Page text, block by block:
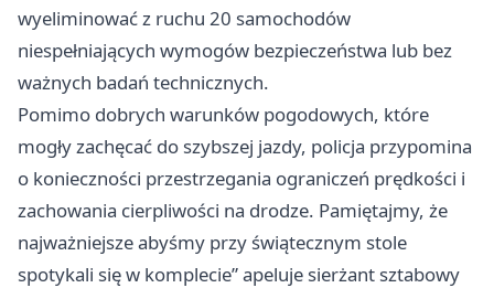
wyeliminować z ruchu 20 samochodów
niespełniających wymogów bezpieczeństwa lub bez
ważnych badań technicznych.
Pomimo dobrych warunków pogodowych, które
mogły zachęcać do szybszej jazdy, policja przypomina
o konieczności przestrzegania ograniczeń prędkości i
zachowania cierpliwości na drodze. Pamiętajmy, że
najważniejsze abyśmy przy świątecznym stole
spotykali się w komplecie” apeluje sierżant sztabowy